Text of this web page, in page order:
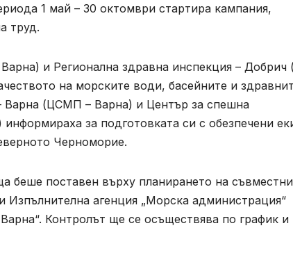
1 май – 30 октомври стартира кампания,
труд.
и Регионална здравна инспекция – Добрич
на морските води, басейните и
(ЦСМП – Варна) и Център за спешна
за подготовката си с обезпечени
Черноморие.
беше поставен върху планирането на съвместни
агенция „Морска администрация“
Контролът ще се осъществява по график и